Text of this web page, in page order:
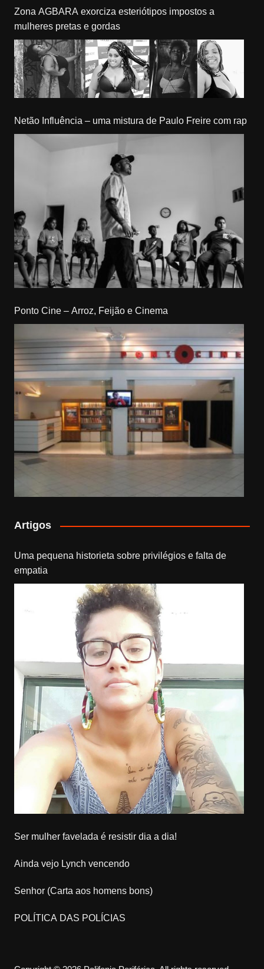
Zona AGBARA exorciza esteriótipos impostos a
mulheres pretas e gordas
Netão Influência – uma mistura de Paulo Freire com rap
Ponto Cine – Arroz, Feijão e Cinema
Artigos
Uma pequena historieta sobre privilégios e falta de
empatia
Ser mulher favelada é resistir dia a dia!
Ainda vejo Lynch vencendo
Senhor (Carta aos homens bons)
POLÍTICA DAS POLÍCIAS